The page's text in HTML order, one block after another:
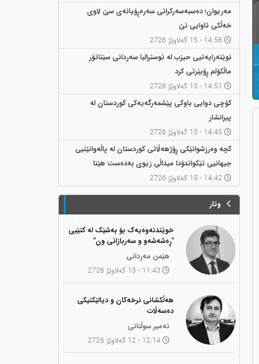
مەریوان؛ دەسبەسەرکرانی سەرەڕۆیانەی سێ لاوی
خەڵکی ئاوایی نێ
نوێنەرایەتیی حیزب لە ئوسترالیا سەردانی سێناتۆر
ماڵکۆلم ڕۆبێرتی کرد
کۆچی دوایی باوکی پێشمەرگەیەکی کوردستان لە
پیرانشار
کچە وەرزشوانێکی ڕۆژهەڵاتی کوردستان لە پاڵەوانێتیی
جیهانیی تێکواندۆدا میداڵی زیوی بەدەست هێنا
وتار
خوێندنەوەیەک بۆ بەشێک لە کتێبی
"ڕەشەشەو و سەربازانی ون"
هێمن مەردانی
11:43 - 13 گەلاوێژ 2726
هەڵکشانی نرخەکان و دیالێکتیکی
دەسەڵات
ئەمیر سوڵتانی
12:14 - 12 گەلاوێژ 2726